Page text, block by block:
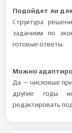
Подойдет ли
Структура
заданиям по
готовые ответы.
Можно
Да — числовые
другие годы
редактировать